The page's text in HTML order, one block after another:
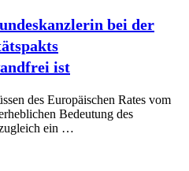
bei der
ist
des Europäischen Rates vom
Bedeutung des
ein …